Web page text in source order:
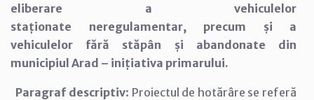
eliberare a vehiculelor
staționate neregulamentar, precum și a
vehiculelor fără stăpân și abandonate din
municipiul Arad – inițiativa primarului.
Paragraf descriptiv: Proiectul de hotărâre se referă